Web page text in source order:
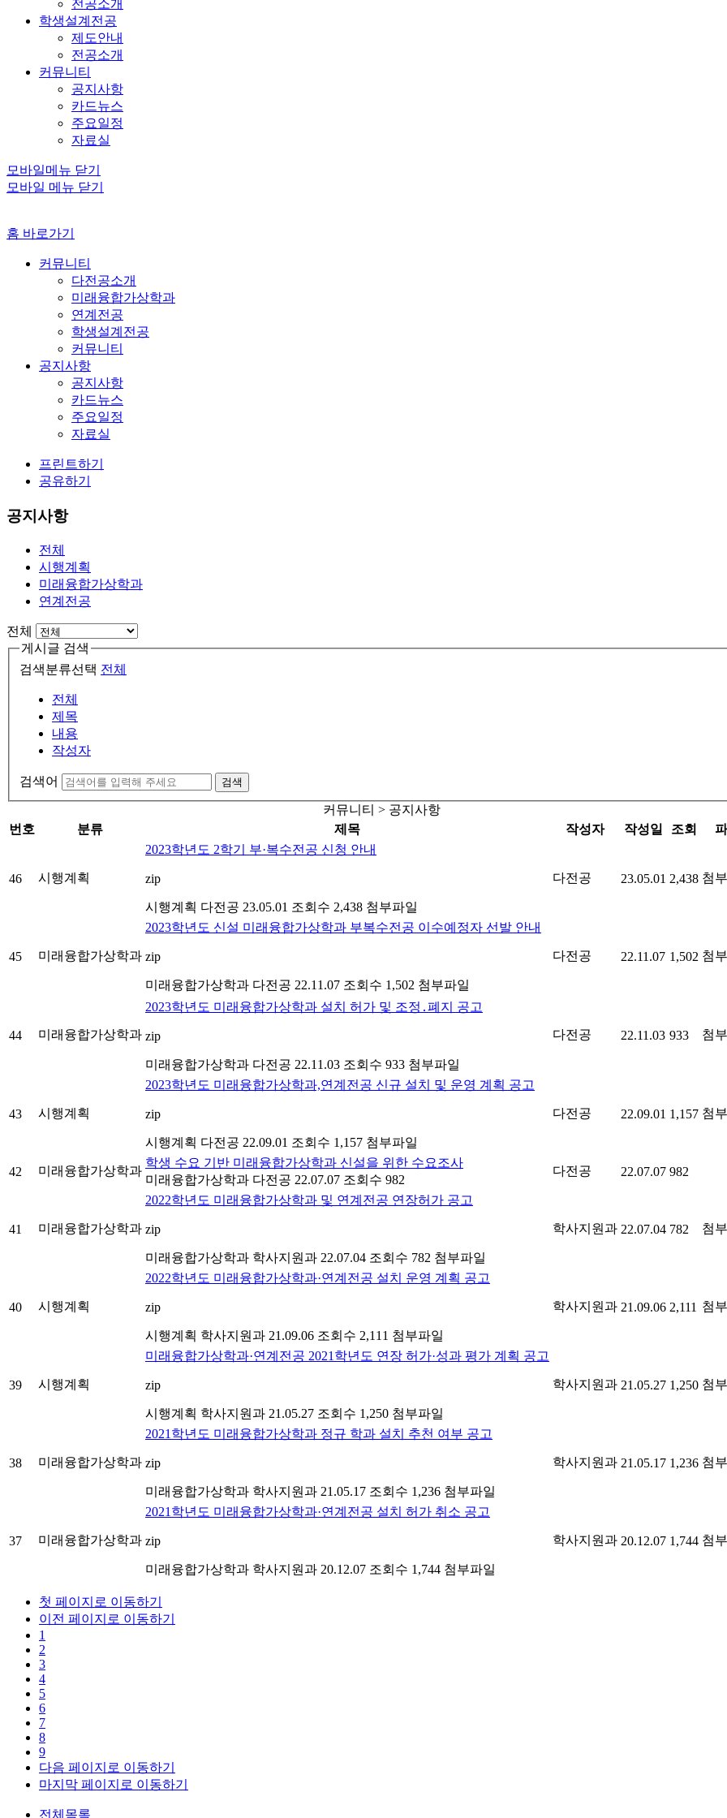
전공소개
학생설계전공
제도안내
전공소개
커뮤니티
공지사항
카드뉴스
주요일정
자료실
모바일메뉴 닫기
모바일 메뉴 닫기
홈 바로가기
커뮤니티
다전공소개
미래융합가상학과
연계전공
학생설계전공
커뮤니티
공지사항
공지사항
카드뉴스
주요일정
자료실
프린트하기
공유하기
공지사항
전체
시행계획
미래융합가상학과
연계전공
전체
게시글 검색
검색분류선택 전체
전체
제목
내용
작성자
검색어 검색
커뮤니티 > 공지사항
번호
분류 제목 작성자 작성일 조회
46 시행계획
2023학년도 2학기 부·복수전공 신청 안내
zip
시행계획 다전공 23.05.01 조회수 2,438 첨부파일
다전공 23.05.01 2,438 첨
45 미래융합가상학과
2023학년도 신설 미래융합가상학과 부복수전공 이수예정자 선발 안내
zip
미래융합가상학과 다전공 22.11.07 조회수 1,502 첨부파일
다전공 22.11.07 1,502 첨
44 미래융합가상학과
2023학년도 미래융합가상학과 설치 허가 및 조정․폐지 공고
zip
미래융합가상학과 다전공 22.11.03 조회수 933 첨부파일
다전공 22.11.03 933 첨
43 시행계획
2023학년도 미래융합가상학과,연계전공 신규 설치 및 운영 계획 공고
zip
시행계획 다전공 22.09.01 조회수 1,157 첨부파일
다전공 22.09.01 1,157 첨
42 미래융합가상학과
학생 수요 기반 미래융합가상학과 신설을 위한 수요조사
미래융합가상학과 다전공 22.07.07 조회수 982
다전공 22.07.07 982
41 미래융합가상학과
2022학년도 미래융합가상학과 및 연계전공 연장허가 공고
zip
미래융합가상학과 학사지원과 22.07.04 조회수 782 첨부파일
학사지원과 22.07.04 782 첨
40 시행계획
2022학년도 미래융합가상학과·연계전공 설치 운영 계획 공고
zip
시행계획 학사지원과 21.09.06 조회수 2,111 첨부파일
학사지원과 21.09.06 2,111 첨
39 시행계획
미래융합가상학과·연계전공 2021학년도 연장 허가·성과 평가 계획 공고
zip
시행계획 학사지원과 21.05.27 조회수 1,250 첨부파일
학사지원과 21.05.27 1,250 첨
38 미래융합가상학과
2021학년도 미래융합가상학과 정규 학과 설치 추천 여부 공고
zip
미래융합가상학과 학사지원과 21.05.17 조회수 1,236 첨부파일
학사지원과 21.05.17 1,236 첨
37 미래융합가상학과
2021학년도 미래융합가상학과·연계전공 설치 허가 취소 공고
zip
미래융합가상학과 학사지원과 20.12.07 조회수 1,744 첨부파일
학사지원과 20.12.07 1,744 첨
첫 페이지로 이동하기
이전 페이지로 이동하기
1
2
3
4
5
6
7
8
9
다음 페이지로 이동하기
마지막 페이지로 이동하기
전체목록